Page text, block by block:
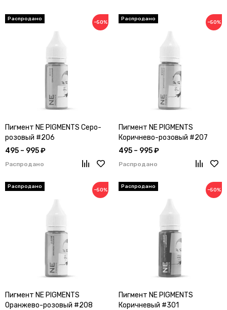
−50%
Пигмент NE PIGMENTS Серо-
розовый #206
495 – 995 ₽
Распродано
−50%
Пигмент NE PIGMENTS
Коричнево-розовый #207
495 – 995 ₽
Распродано
−50%
Пигмент NE PIGMENTS
Оранжево-розовый #208
−50%
Пигмент NE PIGMENTS
Коричневый #301